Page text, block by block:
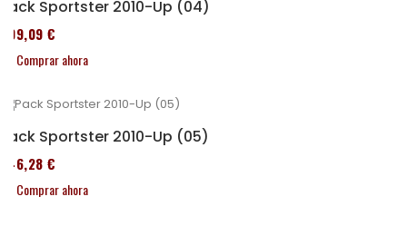
Pack Sportster 2010-Up (04)
409,09 €
Comprar ahora
Pack Sportster 2010-Up (05)
246,28 €
Comprar ahora